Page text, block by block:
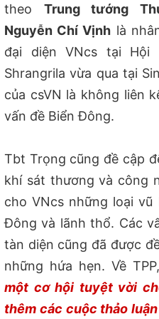
theo Trung tướng
Nguyễn Chí Vịnh là
đại diện VNcs tại
Shrangrila vừa qua tại
của csVN là không liên
vấn đề Biển Đông.
Tbt Trọng cũng đề cập
khí sát thương và công
cho VNcs những loại
Đông và lãnh thổ. Các
tàn diện cũng đã được
những hứa hẹn. Về
một cơ hội tuyệt vời
thêm các cuộc thảo